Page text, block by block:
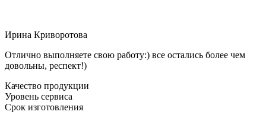
Ирина Криворотова
Отлично выполняете свою работу:) все остались более чем
довольны, респект!)
Качество продукции
Уровень сервиса
Срок изготовления